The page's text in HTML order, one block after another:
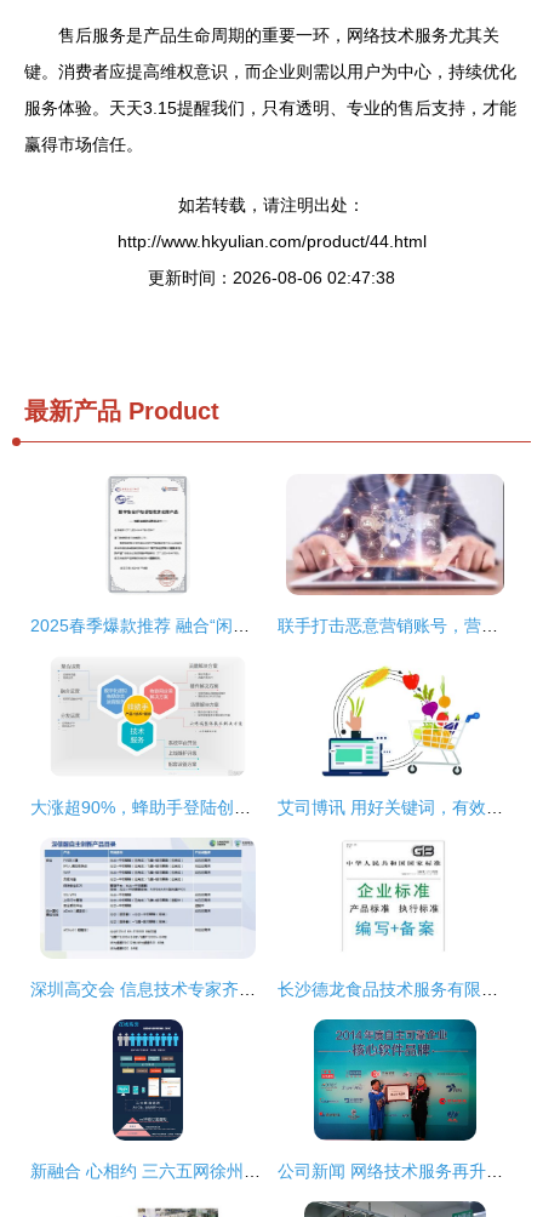
售后服务是产品生命周期的重要一环，网络技术服务尤其关
键。消费者应提高维权意识，而企业则需以用户为中心，持续优化
服务体验。天天3.15提醒我们，只有透明、专业的售后支持，才能
赢得市场信任。
如若转载，请注明出处：
http://www.hkyulian.com/product/44.html
更新时间：2026-08-06 02:47:38
最新产品 Product